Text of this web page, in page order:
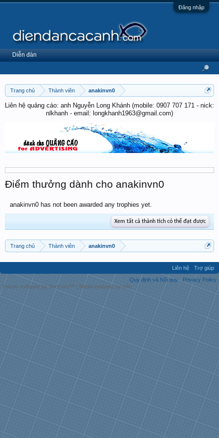
Đăng nhập
Trang chủ Thành viên anakinvn0
Liên hệ quảng cáo: anh Nguyễn Long Khánh (mobile: 0907 707 171 - nick:
nlkhanh - email: longkhanh1963@gmail.com)
Điểm thưởng dành cho anakinvn0
anakinvn0 has not been awarded any trophies yet.
Xem tất cả thành tích có thể đạt được
Trang chủ Thành viên anakinvn0
Diễn đàn
Liên hệ
Trợ giúp
Quy định và Nội quy
Privacy Policy
Forum software by XenForo™ | Media embeds by s9e